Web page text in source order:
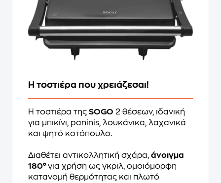
Η τοστιέρα που χρειάζεσαι!
Η τοστιέρα της SOGO 2 θέσεων, ιδανική
για μπικίνι, paninis, λουκάνικα, λαχανικά
και ψητό κοτόπουλο.
Διαθέτει αντικολλητική σχάρα, άνοιγμα
180°για χρήση ως γκριλ, ομοιόμορφη
κατανομή θερμότητας και πλωτό